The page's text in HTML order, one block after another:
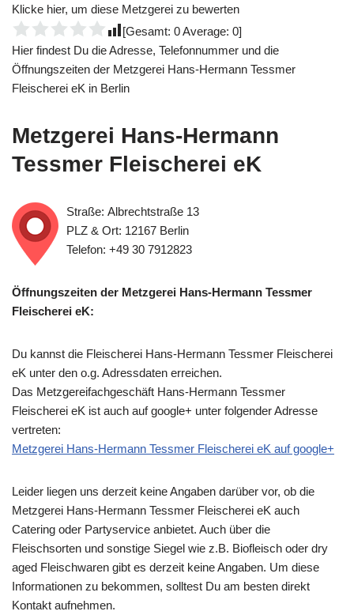
Klicke hier, um diese Metzgerei zu bewerten
[Gesamt: 0Average: 0]
Hier findest Du die Adresse, Telefonnummer und die
Öffnungszeiten der Metzgerei Hans-Hermann Tessmer
Fleischerei eK in Berlin
Metzgerei Hans-Hermann
Tessmer Fleischerei eK
Straße: Albrechtstraße 13
PLZ & Ort: 12167 Berlin
Telefon: +49 30 7912823
Öffnungszeiten der Metzgerei Hans-Hermann Tessmer
Fleischerei eK:
Du kannst die Fleischerei Hans-Hermann Tessmer Fleischerei
eK unter den o.g. Adressdaten erreichen.
Das Metzgereifachgeschäft Hans-Hermann Tessmer
Fleischerei eK ist auch auf google+ unter folgender Adresse
vertreten:
Metzgerei Hans-Hermann Tessmer Fleischerei eK auf google+
Leider liegen uns derzeit keine Angaben darüber vor, ob die
Metzgerei Hans-Hermann Tessmer Fleischerei eK auch
Catering oder Partyservice anbietet. Auch über die
Fleischsorten und sonstige Siegel wie z.B. Biofleisch oder dry
aged Fleischwaren gibt es derzeit keine Angaben. Um diese
Informationen zu bekommen, solltest Du am besten direkt
Kontakt aufnehmen.